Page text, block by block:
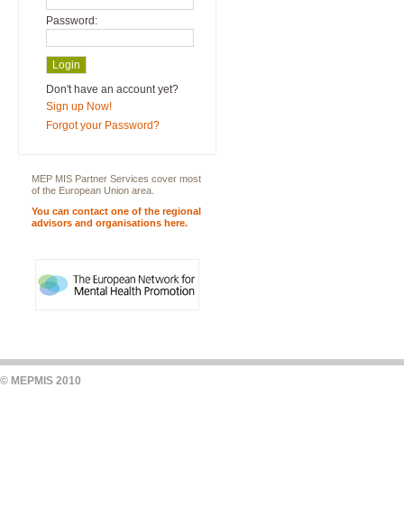
Password:
Don't have an account yet?
Sign up Now!
Forgot your Password?
MEP MIS Partner Services cover most
of the European Union area.
You can contact one of the regional
advisors and organisations here.
© MEPMIS 2010